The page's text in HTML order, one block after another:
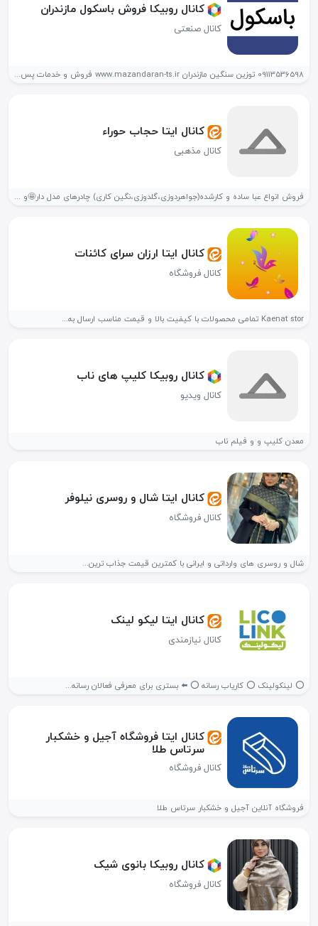
کانال روبیکا فروش باسکول مازندران
کانال صنعتی
09113536598 توزین سنگین مازندران www.mazandaran-ts.ir فروش و خدمات پس از فروش باسکول...
کانال ایتا حجاب حوراء
کانال مذهبی
فروش انواع عبا ساده و کارشده(جواهردوزی،گلدوزی،نگین کاری) چادرهای مدل دار🤩و ملزومات حجاب...
کانال ایتا ارزان سرای کائنات
کانال فروشگاه
Kaenat stor تمامی محصولات با کیفیت بالا و قیمت مناسب ارسال به...
کانال روبیکا کلیپ های ناب
کانال ویدیو
معدن کلیپ و و فیلم ناب
کانال ایتا شال و روسری نیلوفر
کانال فروشگاه
شال و روسری های وارداتی و ایرانی با کمترین قیمت جذاب ترین...
کانال ایتا لیکو لینک
کانال نیازمندی
⭕ لینکولینک ⭕ کاریاب رسانه ⭕ ⬅️ بستری برای معرفی فعالان رسانه...
کانال ایتا فروشگاه آجیل و خشکبار
سرتاس طلا
کانال فروشگاه
فروشگاه آنلاین آجیل و خشکبار سرتاس طلا
کانال روبیکا بانوی شیک
کانال فروشگاه